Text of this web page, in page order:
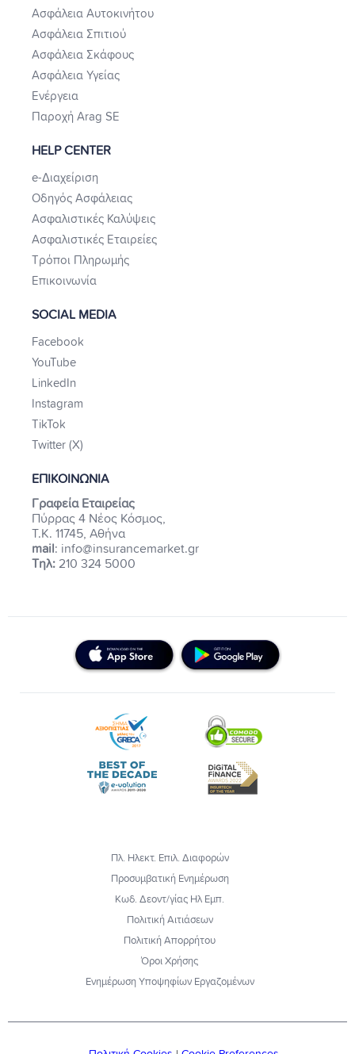
Ασφάλεια Αυτοκινήτου
Ασφάλεια Σπιτιού
Ασφάλεια Σκάφους
Ασφάλεια Υγείας
Ενέργεια
Παροχή Arag SE
HELP CENTER
e-Διαχείριση
Οδηγός Ασφάλειας
Ασφαλιστικές Καλύψεις
Ασφαλιστικές Εταιρείες
Τρόποι Πληρωμής
Επικοινωνία
SOCIAL MEDIA
Facebook
YouTube
LinkedIn
Instagram
TikTok
Twitter (X)
ΕΠΙΚΟΙΝΩΝΙΑ
Γραφεία Εταιρείας
Πύρρας 4 Νέος Κόσμος,
Τ.Κ. 11745, Αθήνα
mail : info@insurancemarket.gr
Τηλ: 210 324 5000
Πλ. Ηλεκτ. Επιλ. Διαφορών
Προσυμβατική Ενημέρωση
Κωδ. Δεοντ/γίας Ηλ Εμπ.
Πολιτική Αιτιάσεων
Πολιτική Απορρήτου
Όροι Χρήσης
Ενημέρωση Υποψηφίων Εργαζομένων